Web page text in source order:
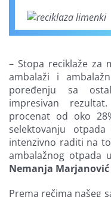
– Stopa reciklaže za
ambalaži i
poređenju sa
impresivan
procenat od oko
selektovanju
intenzivno raditi na
ambalažnog otpada
Nemanja Marjanović
Prema rečima našeg